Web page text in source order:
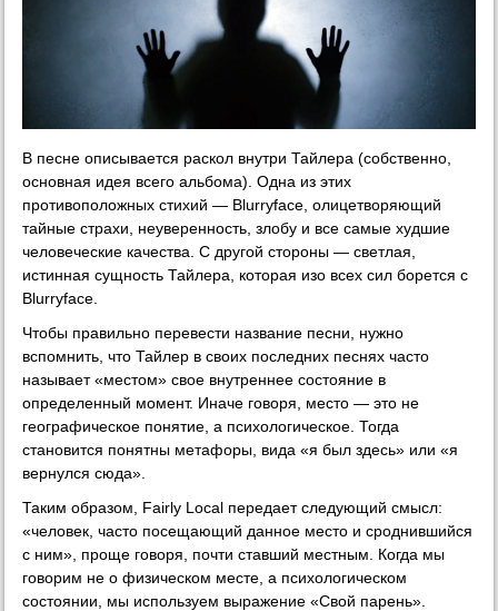
В песне описывается раскол внутри Тайлера (собственно,
основная идея всего альбома). Одна из этих
противоположных стихий — Blurryface, олицетворяющий
тайные страхи, неуверенность, злобу и все самые худшие
человеческие качества. С другой стороны — светлая,
истинная сущность Тайлера, которая изо всех сил борется с
Blurryface.
Чтобы правильно перевести название песни, нужно
вспомнить, что Тайлер в своих последних песнях часто
называет «местом» свое внутреннее состояние в
определенный момент. Иначе говоря, место — это не
географическое понятие, а психологическое. Тогда
становится понятны метафоры, вида «я был здесь» или «я
вернулся сюда».
Таким образом, Fairly Local передает следующий смысл:
«человек, часто посещающий данное место и сроднившийся
с ним», проще говоря, почти ставший местным. Когда мы
говорим не о физическом месте, а психологическом
состоянии, мы используем выражение «Свой парень».